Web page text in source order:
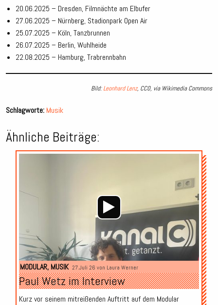
20.06.2025 – Dresden, Filmnächte am Elbufer
27.06.2025 – Nürnberg, Stadionpark Open Air
25.07.2025 – Köln, Tanzbrunnen
26.07.2025 – Berlin, Wuhlheide
22.08.2025 – Hamburg, Trabrennbahn
Bild:Leonhard Lenz, CC0, via Wikimedia Commons
Schlagworte: Musik
Ähnliche Beiträge:
Audio-
Player
MODULAR, MUSIK 27.Juli 26 von Laura Werner
Paul Wetz im Interview
Kurz vor seinem mitreißenden Auftritt auf dem Modular